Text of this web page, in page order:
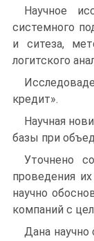
Научное
системного
и ситеза,
логитского
кредит».
Научная
базы при
Уточнено
проведения
научно
компаний с
Дана